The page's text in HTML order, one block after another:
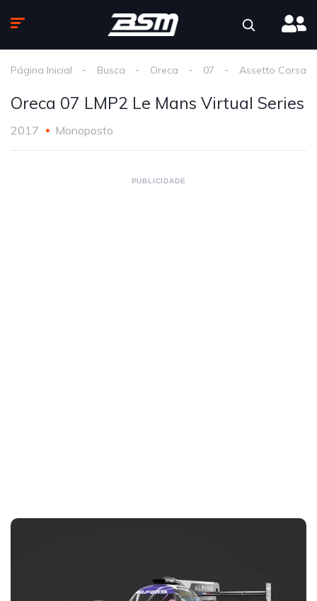
Página Inicial Busca Oreca 07 Assetto Corsa
Oreca 07 LMP2 Le Mans Virtual Series
2017 Monoposto
PUBLICIDADE